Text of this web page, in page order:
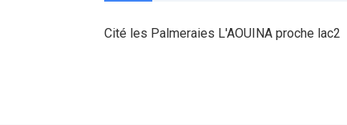
Cité les Palmeraies L'AOUINA proche lac2